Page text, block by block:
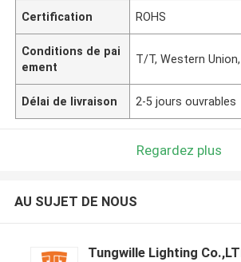
Certification ROHS
Conditions de pai
ement
T/T, Western
Délai de livraison 2-5 jours ouvrables
Regardez plus
AU SUJET DE NOUS
Tungwille Lighting